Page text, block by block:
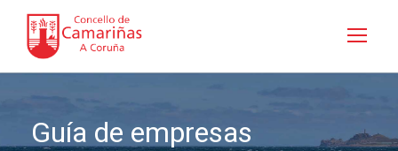
Guía de empresas